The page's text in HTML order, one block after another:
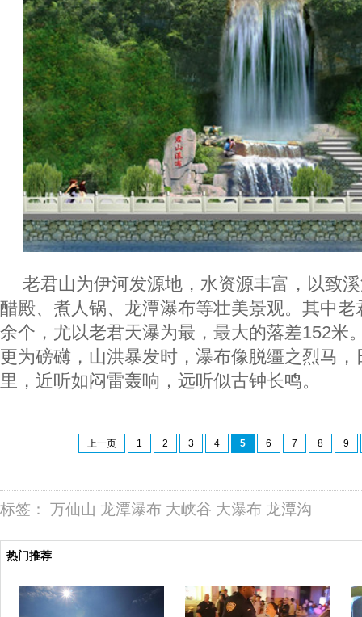
老君山为伊河发源地，水资源丰富，以致
醋殿、煮人锅、龙潭瀑布等壮美景观。其中
余个，尤以老君天瀑为最，最大的落差152米
更为磅礴，山洪暴发时，瀑布像脱缰之烈马
里，近听如闷雷轰响，远听似古钟长鸣。
上一页 1 2 3 4 5 6 7 8 9
标签： 万仙山 龙潭瀑布 大峡谷 大瀑布 龙潭沟
热门推荐